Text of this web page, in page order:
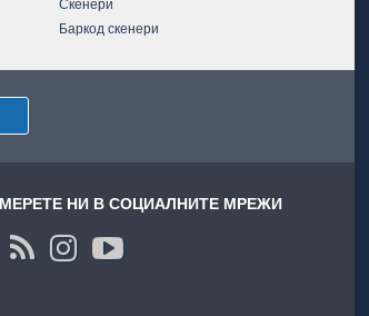
Скенери
Баркод скенери
НИ В СОЦИАЛНИТЕ МРЕЖИ